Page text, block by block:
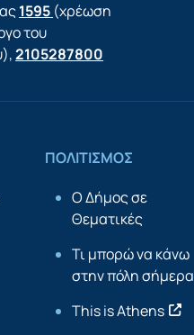
1595 (χρέωση
του
2105287800
ΠΟΛΙΤΙΣΜΟΣ
Ο Δήμος σε
Θεματικές
Τι μπορώ να κάνω
στην πόλη σήμερα
This is Athens